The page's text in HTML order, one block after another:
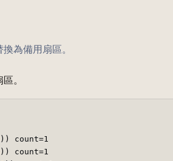
為備用扇區。
。
)) count=1
)) count=1